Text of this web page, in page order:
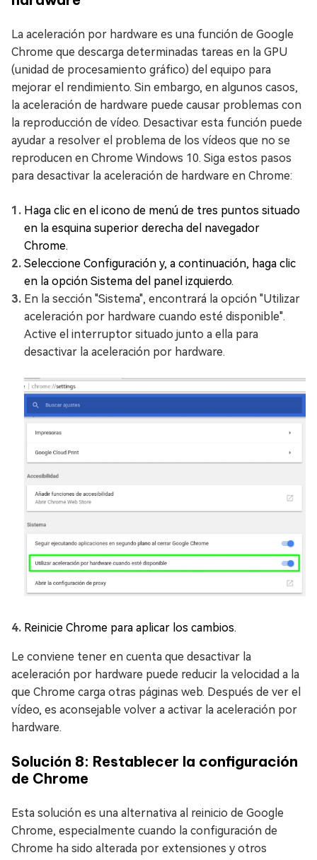
La aceleración por hardware es una función de Google
Chrome que descarga determinadas tareas en la GPU
(unidad de procesamiento gráfico) del equipo para
mejorar el rendimiento. Sin embargo, en algunos casos,
la aceleración de hardware puede causar problemas con
la reproducción de vídeo. Desactivar esta función puede
ayudar a resolver el problema de los vídeos que no se
reproducen en Chrome Windows 10. Siga estos pasos
para desactivar la aceleración de hardware en Chrome:
Haga clic en el icono de menú de tres puntos situado
en la esquina superior derecha del navegador
Chrome.
Seleccione Configuración y, a continuación, haga clic
en la opción Sistema del panel izquierdo.
En la sección "Sistema", encontrará la opción "Utilizar
aceleración por hardware cuando esté disponible".
Active el interruptor situado junto a ella para
desactivar la aceleración por hardware.
Reinicie Chrome para aplicar los cambios.
Le conviene tener en cuenta que desactivar la
aceleración por hardware puede reducir la velocidad a la
que Chrome carga otras páginas web. Después de ver el
vídeo, es aconsejable volver a activar la aceleración por
hardware.
Solución 8: Restablecer la configuración
de Chrome
Esta solución es una alternativa al reinicio de Google
Chrome, especialmente cuando la configuración de
Chrome ha sido alterada por extensiones y otros